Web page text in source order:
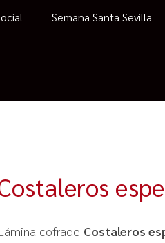
Semana Santa Sevilla
cofrade Costaleros